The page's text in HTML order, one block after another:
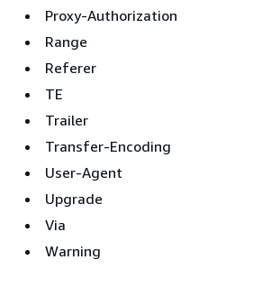
Proxy-Authorization
Range
Referer
TE
Trailer
Transfer-Encoding
User-Agent
Upgrade
Via
Warning